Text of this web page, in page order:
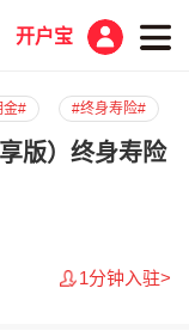
开户宝
金# #终身寿险#
版）终身寿险
1分钟入驻>